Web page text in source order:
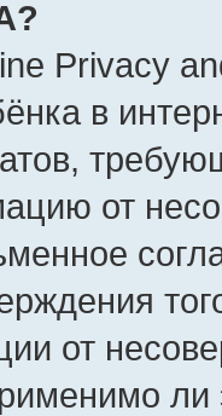
Privacy
в
от
от
ли